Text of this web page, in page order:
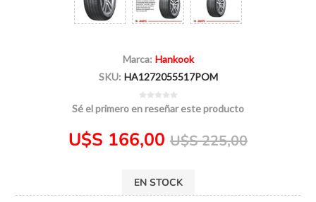
Marca: Hankook
SKU: HA1272055517POM
Sé el primero en reseñar este producto
U$S 166,00 U$S 225,00
EN STOCK